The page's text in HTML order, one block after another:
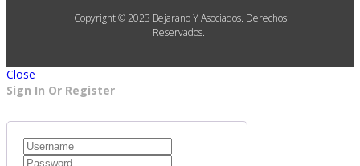
Copyright © 2023 Bejarano Y Asociados. Derechos
Reservados.
Close
Sign In Or Register